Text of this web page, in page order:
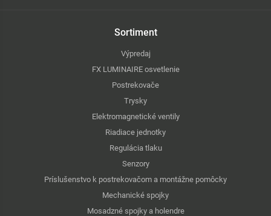
Sortiment
Výpredaj
FX LUMINAIRE osvetlenie
Postrekovače
Trysky
Elektromagnetické ventily
Riadiace jednotky
Regulácia tlaku
Senzory
Príslušenstvo k postrekovačom a montážne pomôcky
Mechanické spojky
Mosadzné spojky a holendre